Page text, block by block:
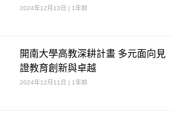
2024年12月13日 | 1年前
開南大學高教深耕計畫 多元面向見
證教育創新與卓越
2024年12月11日 | 1年前